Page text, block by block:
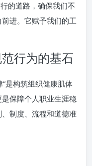
的道路，确保我们不
进。它赋予我们的工
行为的基石
”是构筑组织健康肌体
保障个人职业生涯稳
制度、流程和道德准